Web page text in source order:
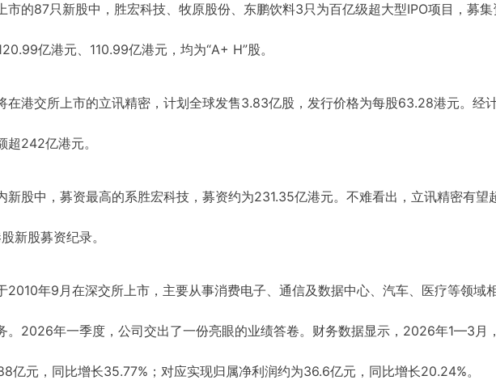
市的87只新股中，胜宏科技、牧原股份、东鹏饮料3只为百亿级超大型IPO项目，募集
亿港元、110.99亿港元，均为“A+ H”股。
在港交所上市的立讯精密，计划全球发售3.83亿股，发行价格为每股63.28港元。经
超242亿港元。
新股中，募资最高的系胜宏科技，募资约为231.35亿港元。不难看出，立讯精密有望
新股募资纪录。
2010年9月在深交所上市，主要从事消费电子、通信及数据中心、汽车、医疗等领域
。2026年一季度，公司交出了一份亮眼的业绩答卷。财务数据显示，2026年1—3月
亿元，同比增长35.77%；对应实现归属净利润约为36.6亿元，同比增长20.24%。